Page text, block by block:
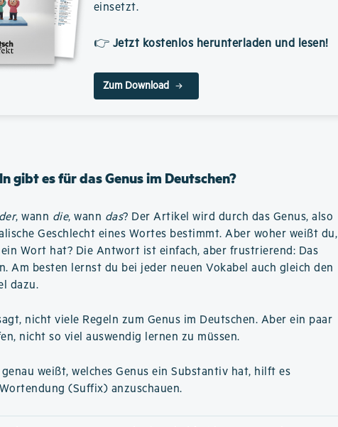
einsetzt.
👉 Jetzt kostenlos herunterladen und lesen!
Zum Download
gibt es für das Genus im Deutschen?
der, wann die, wann das? Der Artikel wird durch das Genus, also
Geschlecht eines Wortes bestimmt. Aber woher weißt du,
ein Wort hat? Die Antwort ist einfach, aber frustrierend: Das
Am besten lernst du bei jeder neuen Vokabel auch gleich den
dazu.
nicht viele Regeln zum Genus im Deutschen. Aber ein paar
nicht so viel auswendig lernen zu müssen.
weißt, welches Genus ein Substantiv hat, hilft es
(Suffix) anzuschauen.